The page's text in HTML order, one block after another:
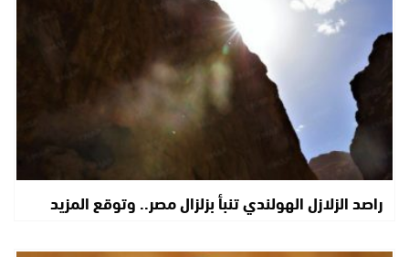
راصد الزلازل الهولندي تنبأ بزلزال مصر.. وتوقع المزيد